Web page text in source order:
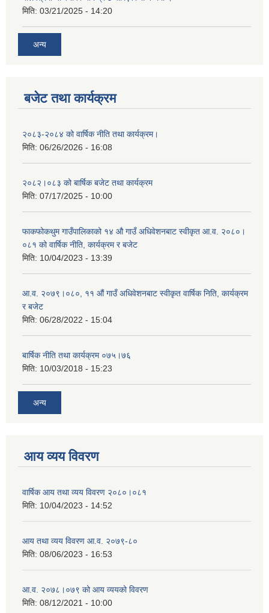
मिति: 03/21/2025 - 14:20
अन्य
बजेट तथा कार्यक्रम
२०८३-२०८४ को वार्षिक नीति तथा कार्यक्रम।
मिति: 06/26/2026 - 16:08
२०८२।०८३ को बार्षिक बजेट तथा कार्यक्रम
मिति: 07/17/2025 - 10:00
फाकफोकथुम गाउँपालिकाको १४ औ गाउँ अधिवेशनबाट स्वीकृत आ.व. २०८०।
०८१ को वार्षिक नीति, कार्यक्रम र बजेट
मिति: 10/04/2023 - 13:39
आ.व. २०७९।०८०, ११ औं गाउँ अधिवेशनबाट स्वीकृत वार्षिक निति, कार्यक्रम
र बजेट
मिति: 06/28/2022 - 15:04
बार्षिक नीति तथा कार्यक्रम ०७५।७६
मिति: 10/03/2018 - 15:23
अन्य
आय व्यय विवरण
वार्षिक आय तथा व्यय विवरण २०८०।०८१
मिति: 10/04/2023 - 14:52
आय तथा व्यय विवरण आ.व. २०७९-८०
मिति: 08/06/2023 - 16:53
आ.व. २०७८।०७९ को आय व्ययको विवरण
मिति: 08/12/2021 - 10:00